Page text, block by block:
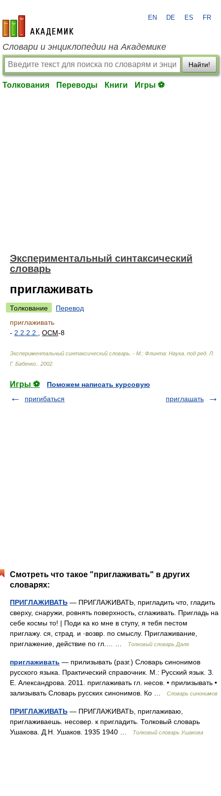
academic.ru
EN DE ES FR
Словари и энциклопедии на Академике
Найти!
Толкования Переводы Книги Игры ⚽
Экспериментальный синтаксический
словарь
приглаживать
Толкование
Перевод
приглаживать
- 2.2.2.2. ОСМ-8
Экспериментальный синтаксический словарь. - М.: Флинта: Наука под ред. Л.
Г. Бабенко.
2002
Игры ⚽
Поможем написать курсовую
пригибаться
приглашать
Смотреть что такое "приглаживать" в других
словарях:
ПРИГЛАЖИВАТЬ — ПРИГЛАЖИВАТЬ, пригладить что, гладить
сверху, снаружи, ровнять поверхность, сглаживать. Пригладь на
себе космы то! | Поди ка ко мне в ступу, я тебя пестом
приглажу. ся, страд. и ·возвр. по смыслу. Приглаживание,
приглажение, действие по гл.… …
Толковый словарь Даля
приглаживать — прилизывать (разг.) Словарь синонимов
русского языка. Практический справочник. М.: Русский язык. З.
Е. Александрова. 2011. приглаживать гл. несов. • прилизывать •
зализывать Словарь русских синонимов. Ко …
Словарь синонимов
ПРИГЛАЖИВАТЬ — ПРИГЛАЖИВАТЬ, приглаживаю,
приглаживаешь. несовер. к пригладить. Толковый словарь
Ушакова. Д.Н. Ушаков. 1935 1940 …
Толковый словарь Ушакова